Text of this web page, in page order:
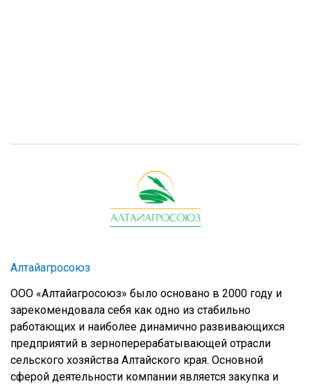
Алтайагросоюз
ООО «Алтайагросоюз» было основано в 2000 году и
зарекомендовала себя как одно из стабильно
работающих и наиболее динамично развивающихся
предприятий в зерноперерабатывающей отрасли
сельского хозяйства Алтайского края. Основной
сферой деятельности компании является закупка и